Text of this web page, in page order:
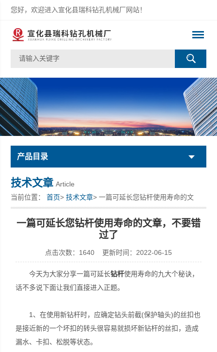
您好，欢迎进入宣化县瑞科钻孔机械厂网站！
宣化县瑞科钻孔机械厂
产品目录
技术文章 Article
当前位置：首页>技术文章> 一篇可延长您钻杆使用寿命的文
章，不要错过了
一篇可延长您钻杆使用寿命的文章，不要错
过了
点击次数：1640 更新时间：2022-06-15
今天为大家分享一篇可延长钻杆使用寿命的九大个秘诀，
话不多说下面让我们直接进入正题。
1、在使用新钻杆时，应确定钻头前截(保护轴头)的丝扣也
是接近新的一个坏扣的转头很容易就损坏新钻杆的丝扣，造成
漏水、卡扣、松脱等状态。